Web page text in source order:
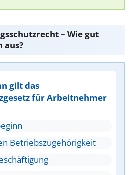
– Wie gut
aus?
gilt das
für Arbeitnehmer
Betriebszugehörigkeit